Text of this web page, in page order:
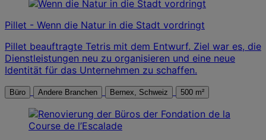
Pillet - Wenn die Natur in die Stadt vordringt
Pillet beauftragte Tetris mit dem Entwurf. Ziel war es, die
Dienstleistungen neu zu organisieren und eine neue
Identität für das Unternehmen zu schaffen.
Büro Andere Branchen Bernex, Schweiz 500 m²